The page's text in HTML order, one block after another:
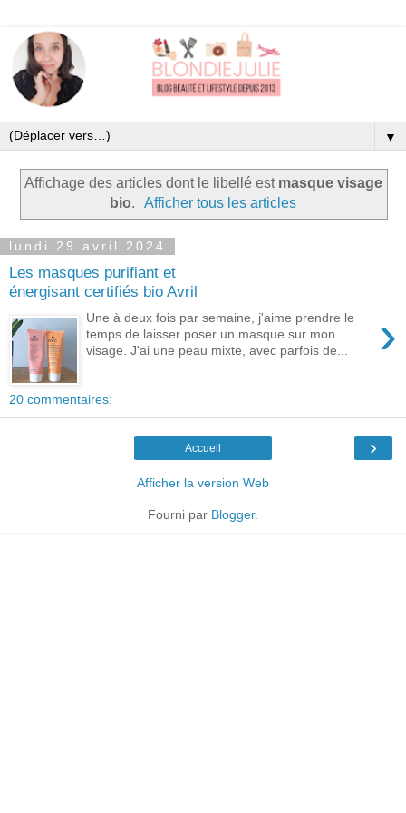
▼
Affichage des articles dont le libellé est masque visage
bio. Afficher tous les articles
lundi 29 avril 2024
Les masques purifiant et
énergisant certifiés bio Avril
›
Une à deux fois par semaine, j'aime prendre le
temps de laisser poser un masque sur mon
visage. J'ai une peau mixte, avec parfois de...
20 commentaires:
›
Accueil
Afficher la version Web
Fourni par Blogger.